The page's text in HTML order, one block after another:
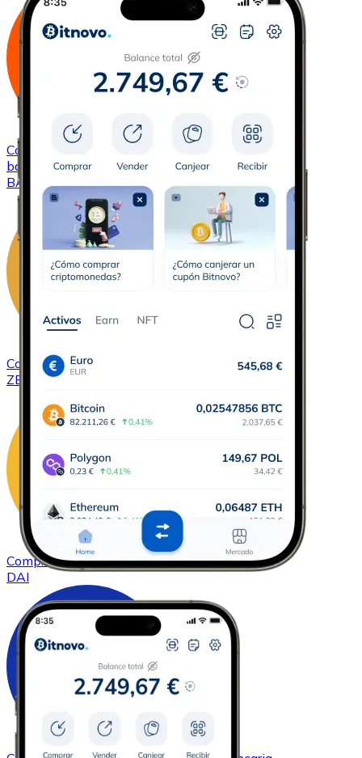
Comprar
bancaria
BAT
ComprarZCash
con transferencia bancaria
ZEC
ComprarDAIcon transferencia bancaria
DAI